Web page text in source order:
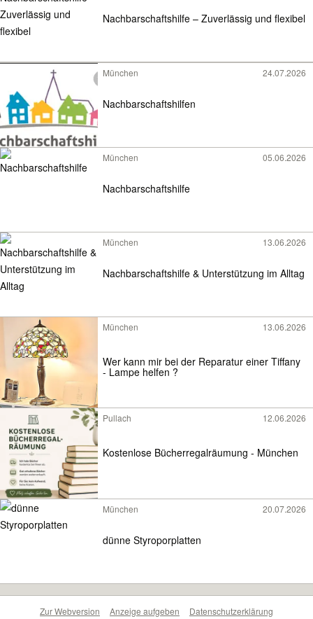
Nachbarschaftshilfe – Zuverlässig und flexibel
München 24.07.2026
Nachbarschaftshilfen
München 05.06.2026
Nachbarschaftshilfe
München 13.06.2026
Nachbarschaftshilfe & Unterstützung im Alltag
München 13.06.2026
Wer kann mir bei der Reparatur einer Tiffany
- Lampe helfen ?
Pullach 12.06.2026
Kostenlose Bücherregalräumung - München
München 20.07.2026
dünne Styroporplatten
Zur Webversion Anzeige aufgeben Datenschutzerklärung